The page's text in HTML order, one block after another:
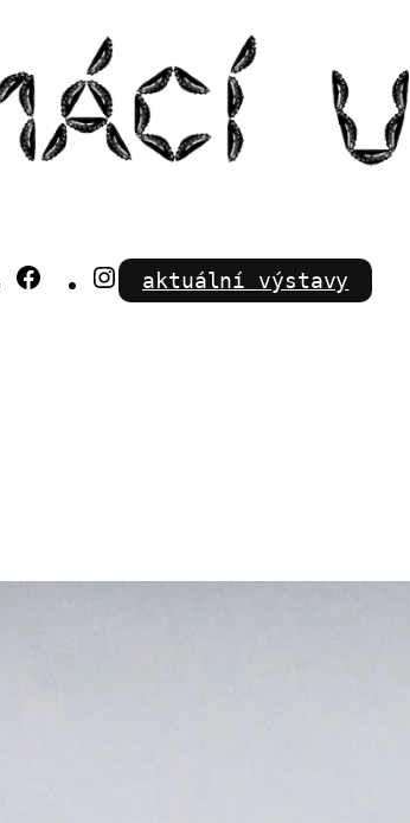
FacebookInstagram
aktuální výstavy